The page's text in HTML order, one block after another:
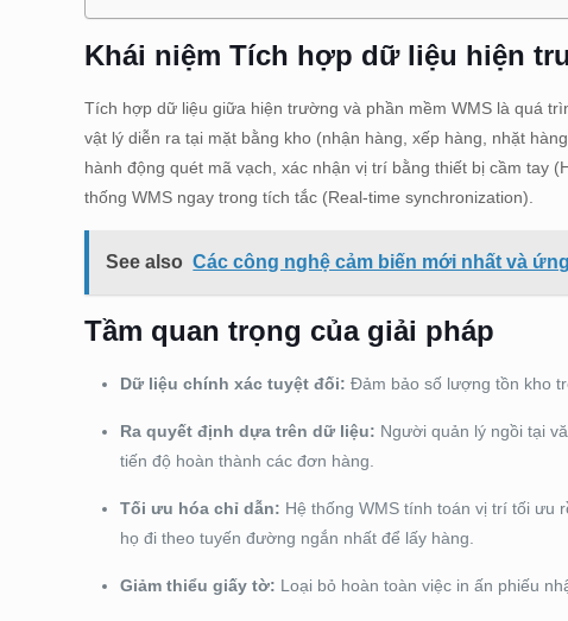
Khái niệm Tích hợp dữ liệu hiện
Tích hợp dữ liệu giữa hiện trường và phần mềm WMS là quá
vật lý diễn ra tại mặt bằng kho (nhận hàng, xếp hàng, nhặt
hành động quét mã vạch, xác nhận vị trí bằng thiết bị cầm tay
thống WMS ngay trong tích tắc (Real-time synchronization).
See also Các công nghệ cảm biến mới nhất và
Tầm quan trọng của giải pháp
Dữ liệu chính xác tuyệt đối: Đảm bảo số lượng tồn kho
Ra quyết định dựa trên dữ liệu: Người quản lý ngồi tại
tiến độ hoàn thành các đơn hàng.
Tối ưu hóa chỉ dẫn: Hệ thống WMS tính toán vị trí tối ưu
họ đi theo tuyến đường ngắn nhất để lấy hàng.
Giảm thiểu giấy tờ: Loại bỏ hoàn toàn việc in ấn phiếu